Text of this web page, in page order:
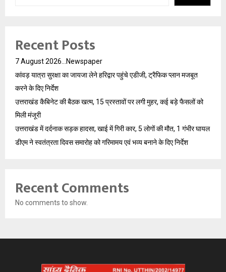
Recent Posts
7 August 2026…Newspaper
कांवड़ यात्रा सुरक्षा का जायजा लेने हरिद्वार पहुंचे एडीजी, ट्रैफिक प्लान मजबूत
करने के दिए निर्देश
उत्तराखंड कैबिनेट की बैठक खत्म, 15 प्रस्तावों पर लगी मुहर, कई बड़े फैसलों को
मिली मंजूरी
उत्तराखंड में दर्दनाक सड़क हादसा, खाई में गिरी कार, 5 लोगों की मौत, 1 गंभीर घायल
डीएम ने स्वतंत्रता दिवस समारोह को गरिमामय एवं भव्य बनाने के दिए निर्देश
Recent Comments
No comments to show.